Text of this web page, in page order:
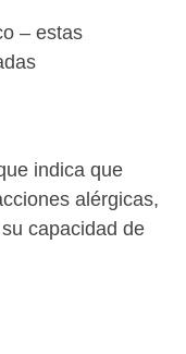
– estas
indica que
alérgicas,
capacidad de